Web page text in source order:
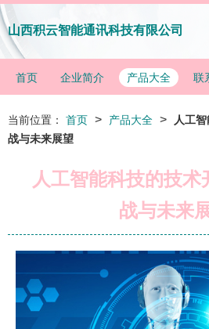
山西积云智能通讯科技有限公司
首页 企业简介 产品大全 联
当前位置： 首页 > 产品大全 >
人工
战与未来展望
人工智能科技的技术
战与未来